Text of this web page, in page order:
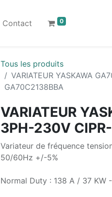
Contact 0
Tous les produits
VARIATEUR YASKAWA
GA70C2138BBA
VARIATEUR
3PH-230V
Variateur de fréquence
50/60Hz +/-5%
Normal Duty : 138 A / 37 KW